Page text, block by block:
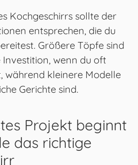
Kochgeschirrs sollte der
entsprechen, die du
Größere Töpfe sind
wenn du oft
während kleinere Modelle
Gerichte sind.
Projekt beginnt
das richtige